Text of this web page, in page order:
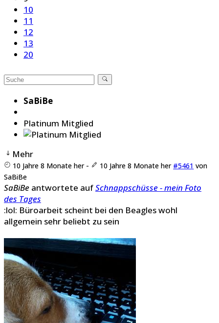
10
11
12
13
20
SaBiBe
Platinum Mitglied
Mehr
10 Jahre 8 Monate her- 10 Jahre 8 Monate her #5461 von
SaBiBe
SaBiBe antwortete aufSchnappschüsse - mein Foto
des Tages
:lol: Büroarbeit scheint bei den Beagles wohl
allgemein sehr beliebt zu sein